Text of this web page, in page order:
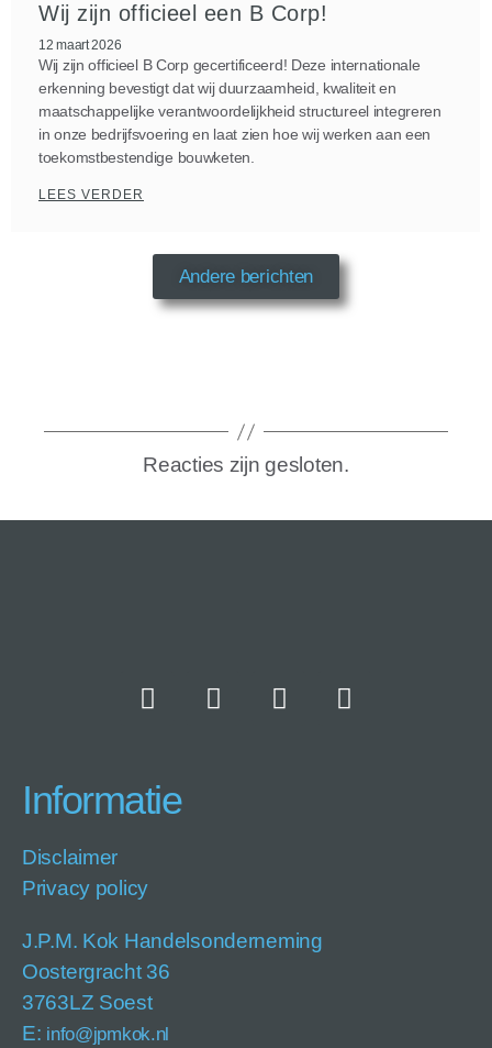
Wij zijn officieel een B Corp!
12 maart 2026
Wij zijn officieel B Corp gecertificeerd! Deze internationale
erkenning bevestigt dat wij duurzaamheid, kwaliteit en
maatschappelijke verantwoordelijkheid structureel integreren
in onze bedrijfsvoering en laat zien hoe wij werken aan een
toekomstbestendige bouwketen.
LEES VERDER
Andere berichten
Reacties zijn gesloten.
Informatie
Disclaimer
Privacy policy
J.P.M. Kok Handelsonderneming
Oostergracht 36
3763LZ Soest
E: info@jpmkok.nl